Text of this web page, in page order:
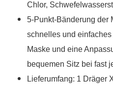
Chlor,
5-Punkt-Bänderung der
schnelles und
Maske und eine
bequemen Sitz bei fast
Lieferumfang: 1 Dräger